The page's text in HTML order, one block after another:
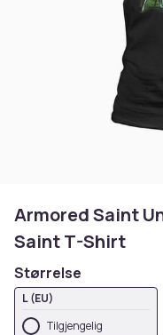
Armored Saint
Saint T-Shirt
Størrelse
L (EU)
Tilgjengelig